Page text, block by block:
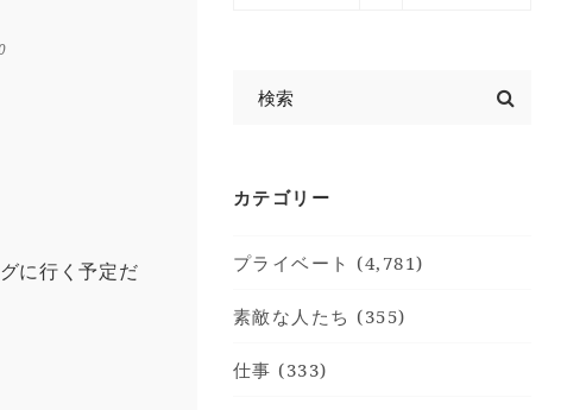
に行く予定だ
カテゴリー
プライベート (4,781)
素敵な人たち (355)
仕事 (333)